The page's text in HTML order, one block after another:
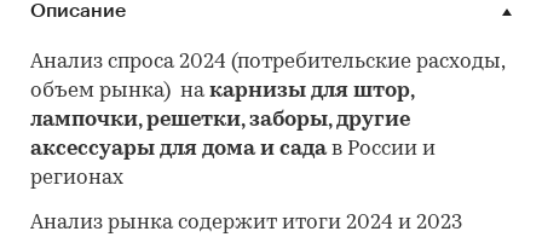
Описание
Анализ спроса 2024 (потребительские расходы,
объем рынка) накарнизы для штор,
лампочки, решетки, заборы, другие
аксессуары для дома и садав России и
регионах
Анализ рынка содержит итоги 2024 и 2023